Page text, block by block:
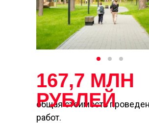
общая стоимость
работ.
167,7 МЛН
РУБЛЕЙ